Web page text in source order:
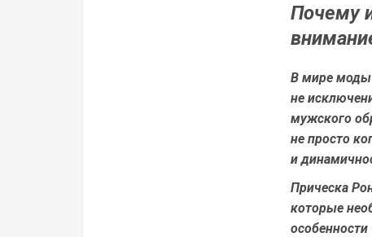
Почему
В мире моды
не
мужского
не просто
и
Прическа
которые